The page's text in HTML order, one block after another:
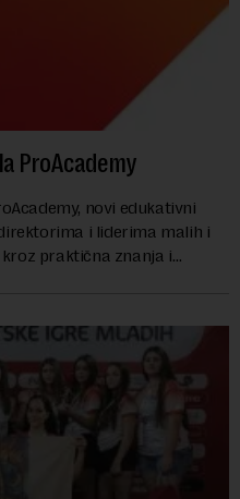
ProAcademy
novi edukativni
i liderima malih i
praktična znanja i